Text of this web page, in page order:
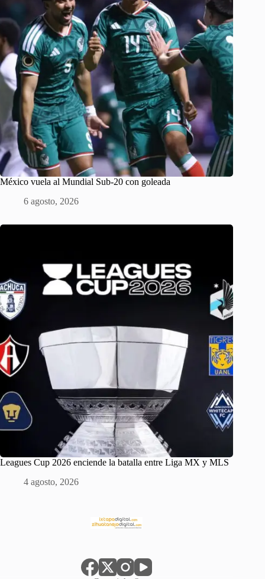
México vuela al Mundial Sub-20 con goleada
6 agosto, 2026
Leagues Cup 2026 enciende la batalla entre Liga MX y MLS
4 agosto, 2026